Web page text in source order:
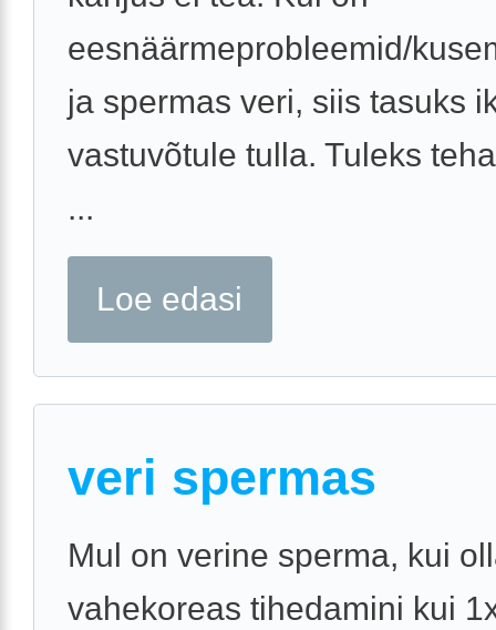
eesnäärmeprobleemid/
ja spermas veri, siis tasuks
vastuvõtule tulla. Tuleks
...
Loe edasi
veri spermas
Mul on verine sperma, kui
vahekoreas tihedamini kui